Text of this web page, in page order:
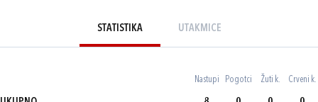
STATISTIKA UTAKMICE
Nastupi Pogotci Žuti k. Crveni k.